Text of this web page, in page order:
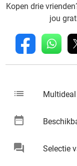
Kopen drie
jou
fb whatsapp
list Multideal
date_range
chat Selectie